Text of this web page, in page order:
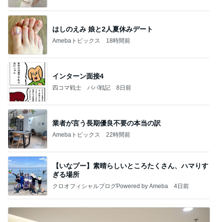
はしのえみ 娘と2人夏休みデート
Amebaトピックス 18時間前
インターン面接4
四コマ戦士 パパ戦記 8日前
業者が言う長期優良不要の本当の訳
Amebaトピックス 22時間前
【いなプー】素晴らしいところたくさん、ハマりす
ぎる場所
クロオフィシャルブログPowered by Ameba 4日前